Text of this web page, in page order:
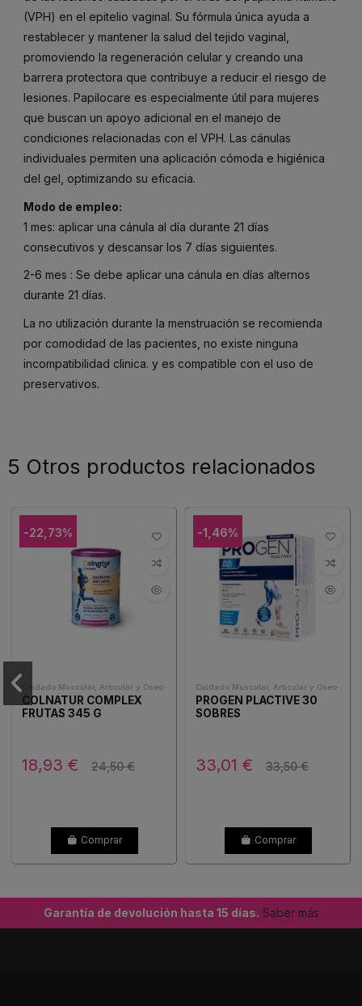
(VPH) en el epitelio vaginal. Su fórmula única ayuda a
restablecer y mantener la salud del tejido vaginal,
promoviendo la regeneración celular y creando una
barrera protectora que contribuye a reducir el riesgo de
lesiones. Papilocare es especialmente útil para mujeres
que buscan un apoyo adicional en el manejo de
condiciones relacionadas con el VPH. Las cánulas
individuales permiten una aplicación cómoda e higiénica
del gel, optimizando su eficacia.
Modo de empleo:
1 mes: aplicar una cánula al día durante 21 días
consecutivos y descansar los 7 días siguientes.
2-6 mes : Se debe aplicar una cánula en días alternos
durante 21 días.
La no utilización durante la menstruación se recomienda
por comodidad de las pacientes, no existe ninguna
incompatibilidad clinica. y es compatible con el uso de
preservativos.
5 Otros productos relacionados
-22,73%
Cuidado Muscular, Articular y Oseo
COLNATUR COMPLEX
FRUTAS 345 G
18,93 € 24,50 €
Comprar
-1,46%
Cuidado Muscular, Articular y Oseo
PROGEN PLACTIVE 30
SOBRES
33,01 € 33,50 €
Comprar
Garantía de devolución hasta 15 días. Saber más